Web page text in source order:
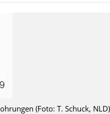
(Foto: T. Schuck,